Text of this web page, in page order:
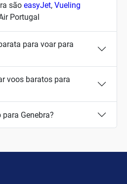
são easyJet, Vueling
Portugal
para voar para
voos baratos para
Genebra?